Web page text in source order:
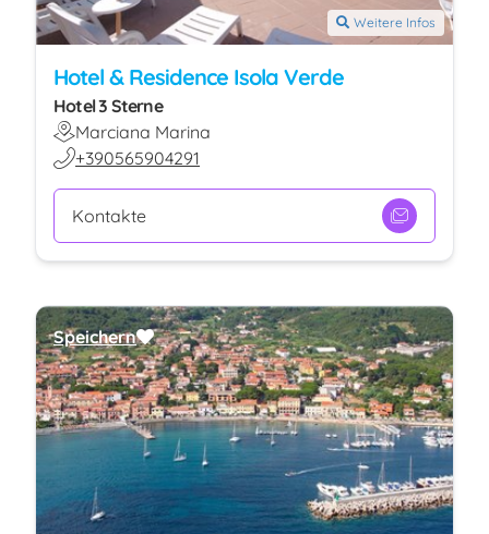
Weitere Infos
Hotel & Residence Isola Verde
Hotel 3 Sterne
Marciana Marina
+390565904291
Kontakte
Speichern